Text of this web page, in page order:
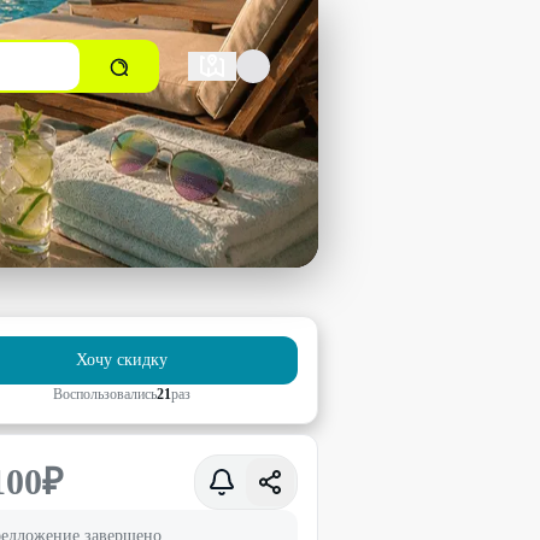
Хочу скидку
Воспользовались21раз
₽
завершено